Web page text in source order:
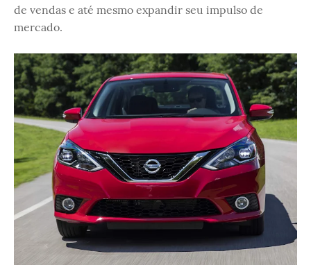
de vendas e até mesmo expandir seu impulso de
mercado.